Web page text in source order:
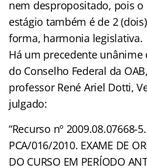
nem despropositado, pois
estágio também é de 2
forma, harmonia legislativa.
Há um precedente unânime
do Conselho Federal da
professor René Ariel Dotti,
julgado:
“Recurso nº 2009.08.07668-
PCA/016/2010. EXAME DE
DO CURSO EM PERÍODO